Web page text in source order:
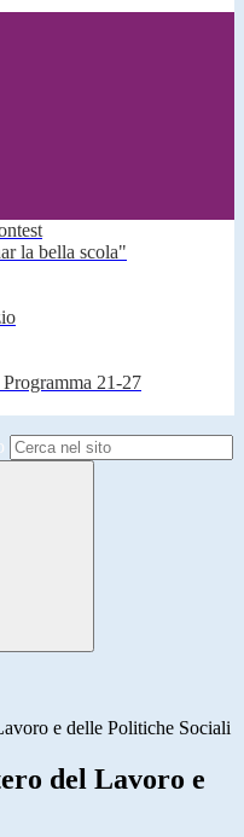
la bella scola"
21-27
e delle Politiche Sociali
del Lavoro e